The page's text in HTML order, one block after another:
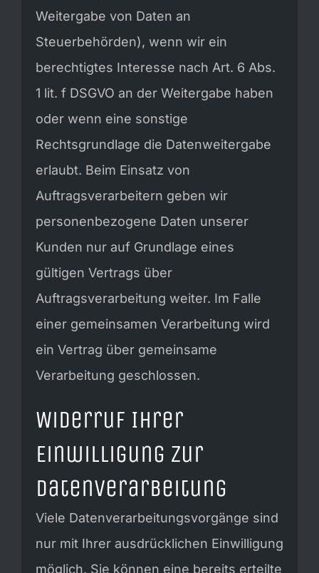
Weitergabe von Daten an
Steuerbehörden), wenn wir ein
berechtigtes Interesse nach Art. 6 Abs.
1 lit. f DSGVO an der Weitergabe haben
oder wenn eine sonstige
Rechtsgrundlage die Datenweitergabe
erlaubt. Beim Einsatz von
Auftragsverarbeitern geben wir
personenbezogene Daten unserer
Kunden nur auf Grundlage eines
gültigen Vertrags über
Auftragsverarbeitung weiter. Im Falle
einer gemeinsamen Verarbeitung wird
ein Vertrag über gemeinsame
Verarbeitung geschlossen.
Widerruf Ihrer
Einwilligung zur
Datenverarbeitung
Viele Datenverarbeitungsvorgänge sind
nur mit Ihrer ausdrücklichen Einwilligung
möglich. Sie können eine bereits erteilte